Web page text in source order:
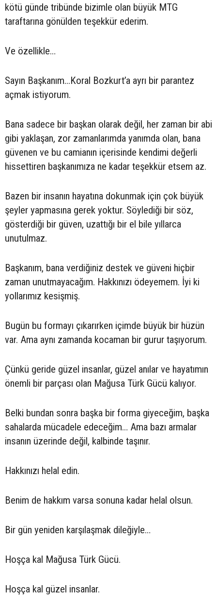
kötü günde tribünde bizimle olan büyük MTG
taraftarına gönülden teşekkür ederim.
Ve özellikle…
Sayın Başkanım...Koral Bozkurt’a ayrı bir parantez
açmak istiyorum.
Bana sadece bir başkan olarak değil, her zaman bir abi
gibi yaklaşan, zor zamanlarımda yanımda olan, bana
güvenen ve bu camianın içerisinde kendimi değerli
hissettiren başkanımıza ne kadar teşekkür etsem az.
Bazen bir insanın hayatına dokunmak için çok büyük
şeyler yapmasına gerek yoktur. Söylediği bir söz,
gösterdiği bir güven, uzattığı bir el bile yıllarca
unutulmaz.
Başkanım, bana verdiğiniz destek ve güveni hiçbir
zaman unutmayacağım. Hakkınızı ödeyemem. İyi ki
yollarımız kesişmiş.
Bugün bu formayı çıkarırken içimde büyük bir hüzün
var. Ama aynı zamanda kocaman bir gurur taşıyorum.
Çünkü geride güzel insanlar, güzel anılar ve hayatımın
önemli bir parçası olan Mağusa Türk Gücü kalıyor.
Belki bundan sonra başka bir forma giyeceğim, başka
sahalarda mücadele edeceğim… Ama bazı armalar
insanın üzerinde değil, kalbinde taşınır.
Hakkınızı helal edin.
Benim de hakkım varsa sonuna kadar helal olsun.
Bir gün yeniden karşılaşmak dileğiyle…
Hoşça kal Mağusa Türk Gücü.
Hoşça kal güzel insanlar.